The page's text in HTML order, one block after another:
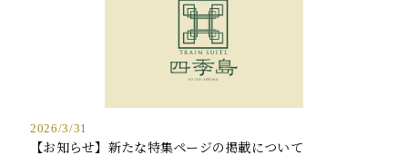
2026/3/31
【お知らせ】新たな特集ページの掲載について